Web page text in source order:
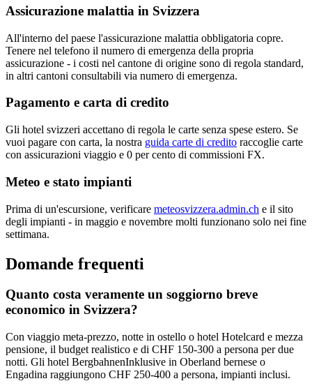
Assicurazione malattia in Svizzera
All'interno del paese l'assicurazione malattia obbligatoria copre.
Tenere nel telefono il numero di emergenza della propria
assicurazione - i costi nel cantone di origine sono di regola standard,
in altri cantoni consultabili via numero di emergenza.
Pagamento e carta di credito
Gli hotel svizzeri accettano di regola le carte senza spese estero. Se
vuoi pagare con carta, la nostra guida carte di credito raccoglie carte
con assicurazioni viaggio e 0 per cento di commissioni FX.
Meteo e stato impianti
Prima di un'escursione, verificare meteosvizzera.admin.ch e il sito
degli impianti - in maggio e novembre molti funzionano solo nei fine
settimana.
Domande frequenti
Quanto costa veramente un soggiorno breve
economico in Svizzera?
Con viaggio meta-prezzo, notte in ostello o hotel Hotelcard e mezza
pensione, il budget realistico e di CHF 150-300 a persona per due
notti. Gli hotel BergbahnenInklusive in Oberland bernese o
Engadina raggiungono CHF 250-400 a persona, impianti inclusi.